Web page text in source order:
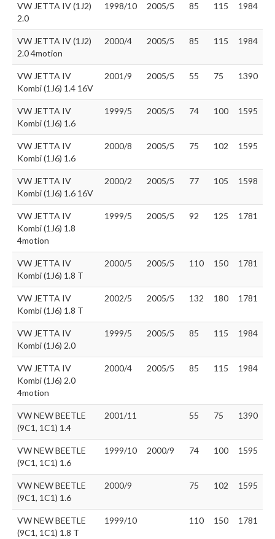
VW JETTA IV (1J2)
2.0
1998/10 2005/5 85 115 1984
VW JETTA IV (1J2)
2.0 4motion
2000/4 2005/5 85 115 1984
VW JETTA IV
Kombi (1J6) 1.4 16V
2001/9 2005/5 55 75 1390
VW JETTA IV
Kombi (1J6) 1.6
1999/5 2005/5 74 100 1595
VW JETTA IV
Kombi (1J6) 1.6
2000/8 2005/5 75 102 1595
VW JETTA IV
Kombi (1J6) 1.6 16V
2000/2 2005/5 77 105 1598
VW JETTA IV
Kombi (1J6) 1.8
4motion
1999/5 2005/5 92 125 1781
VW JETTA IV
Kombi (1J6) 1.8 T
2000/5 2005/5 110 150 1781
VW JETTA IV
Kombi (1J6) 1.8 T
2002/5 2005/5 132 180 1781
VW JETTA IV
Kombi (1J6) 2.0
1999/5 2005/5 85 115 1984
VW JETTA IV
Kombi (1J6) 2.0
4motion
2000/4 2005/5 85 115 1984
VW NEW BEETLE
(9C1, 1C1) 1.4
2001/11 55 75 1390
VW NEW BEETLE
(9C1, 1C1) 1.6
1999/10 2000/9 74 100 1595
VW NEW BEETLE
(9C1, 1C1) 1.6
2000/9 75 102 1595
VW NEW BEETLE
(9C1, 1C1) 1.8 T
1999/10 110 150 1781